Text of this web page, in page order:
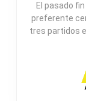
El pasado
preferente
tres partidos